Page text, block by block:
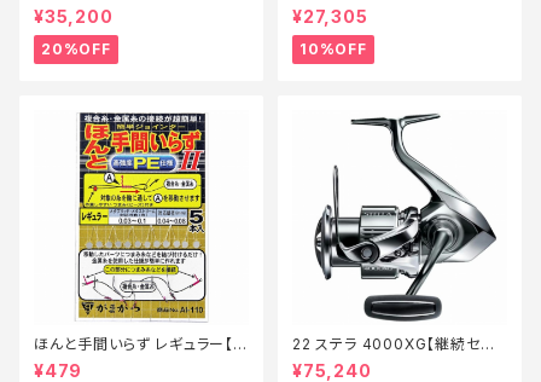
価ロッド】【20】
¥35,200
20%OFF
ール_ロッド】【10】
¥27,305
10%OFF
ほんと手間いらず レギュラー【特
価仕掛】【20】
¥479
22 ステラ 4000XG【継続セー
ル_リール】【10】
¥75,240